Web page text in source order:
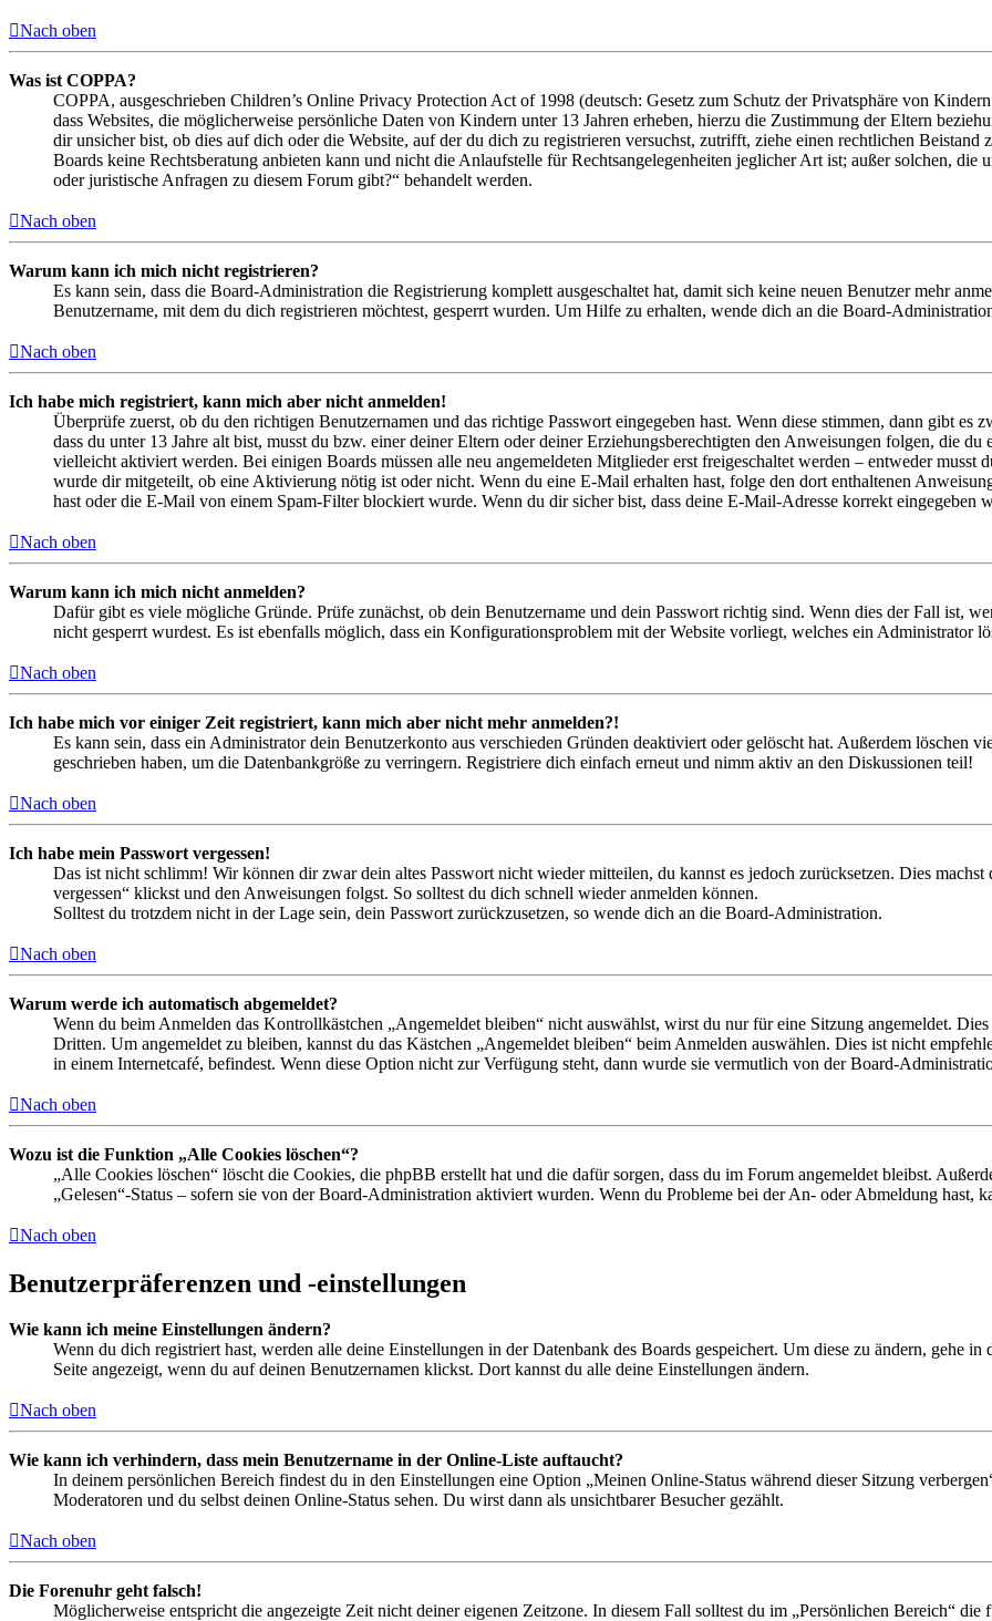
Nach oben
Was ist COPPA?
COPPA, ausgeschrieben Children’s Online Privacy Protection Act of 1998 (deutsch: Gesetz zum Schutz der Privatsphäre von
dass Websites, die möglicherweise persönliche Daten von Kindern unter 13 Jahren erheben, hierzu die Zustimmung der Eltern
dir unsicher bist, ob dies auf dich oder die Website, auf der du dich zu registrieren versuchst, zutrifft, ziehe einen rechtlichen
Boards keine Rechtsberatung anbieten kann und nicht die Anlaufstelle für Rechtsangelegenheiten jeglicher Art ist; außer solchen,
oder juristische Anfragen zu diesem Forum gibt?“ behandelt werden.
Nach oben
Warum kann ich mich nicht registrieren?
Es kann sein, dass die Board-Administration die Registrierung komplett ausgeschaltet hat, damit sich keine neuen Benutzer mehr
Benutzername, mit dem du dich registrieren möchtest, gesperrt wurden. Um Hilfe zu erhalten, wende dich an die Board-
Nach oben
Ich habe mich registriert, kann mich aber nicht anmelden!
Überprüfe zuerst, ob du den richtigen Benutzernamen und das richtige Passwort eingegeben hast. Wenn diese stimmen, dann gibt es
dass du unter 13 Jahre alt bist, musst du bzw. einer deiner Eltern oder deiner Erziehungsberechtigten den Anweisungen folgen, die
vielleicht aktiviert werden. Bei einigen Boards müssen alle neu angemeldeten Mitglieder erst freigeschaltet werden – entweder musst
wurde dir mitgeteilt, ob eine Aktivierung nötig ist oder nicht. Wenn du eine E-Mail erhalten hast, folge den dort enthaltenen
hast oder die E-Mail von einem Spam-Filter blockiert wurde. Wenn du dir sicher bist, dass deine E-Mail-Adresse korrekt eingegeben
Nach oben
Warum kann ich mich nicht anmelden?
Dafür gibt es viele mögliche Gründe. Prüfe zunächst, ob dein Benutzername und dein Passwort richtig sind. Wenn dies der Fall ist,
nicht gesperrt wurdest. Es ist ebenfalls möglich, dass ein Konfigurationsproblem mit der Website vorliegt, welches ein Administrator
Nach oben
Ich habe mich vor einiger Zeit registriert, kann mich aber nicht mehr anmelden?!
Es kann sein, dass ein Administrator dein Benutzerkonto aus verschieden Gründen deaktiviert oder gelöscht hat. Außerdem löschen
geschrieben haben, um die Datenbankgröße zu verringern. Registriere dich einfach erneut und nimm aktiv an den Diskussionen teil!
Nach oben
Ich habe mein Passwort vergessen!
Das ist nicht schlimm! Wir können dir zwar dein altes Passwort nicht wieder mitteilen, du kannst es jedoch zurücksetzen. Dies
vergessen“ klickst und den Anweisungen folgst. So solltest du dich schnell wieder anmelden können.
Solltest du trotzdem nicht in der Lage sein, dein Passwort zurückzusetzen, so wende dich an die Board-Administration.
Nach oben
Warum werde ich automatisch abgemeldet?
Wenn du beim Anmelden das Kontrollkästchen „Angemeldet bleiben“ nicht auswählst, wirst du nur für eine Sitzung angemeldet.
Dritten. Um angemeldet zu bleiben, kannst du das Kästchen „Angemeldet bleiben“ beim Anmelden auswählen. Dies ist nicht
in einem Internetcafé, befindest. Wenn diese Option nicht zur Verfügung steht, dann wurde sie vermutlich von der Board-
Nach oben
Wozu ist die Funktion „Alle Cookies löschen“?
„Alle Cookies löschen“ löscht die Cookies, die phpBB erstellt hat und die dafür sorgen, dass du im Forum angemeldet bleibst.
„Gelesen“-Status – sofern sie von der Board-Administration aktiviert wurden. Wenn du Probleme bei der An- oder Abmeldung hast,
Nach oben
Benutzerpräferenzen und -einstellungen
Wie kann ich meine Einstellungen ändern?
Wenn du dich registriert hast, werden alle deine Einstellungen in der Datenbank des Boards gespeichert. Um diese zu ändern, gehe
Seite angezeigt, wenn du auf deinen Benutzernamen klickst. Dort kannst du alle deine Einstellungen ändern.
Nach oben
Wie kann ich verhindern, dass mein Benutzername in der Online-Liste auftaucht?
In deinem persönlichen Bereich findest du in den Einstellungen eine Option „Meinen Online-Status während dieser Sitzung
Moderatoren und du selbst deinen Online-Status sehen. Du wirst dann als unsichtbarer Besucher gezählt.
Nach oben
Die Forenuhr geht falsch!
Möglicherweise entspricht die angezeigte Zeit nicht deiner eigenen Zeitzone. In diesem Fall solltest du im „Persönlichen Bereich“